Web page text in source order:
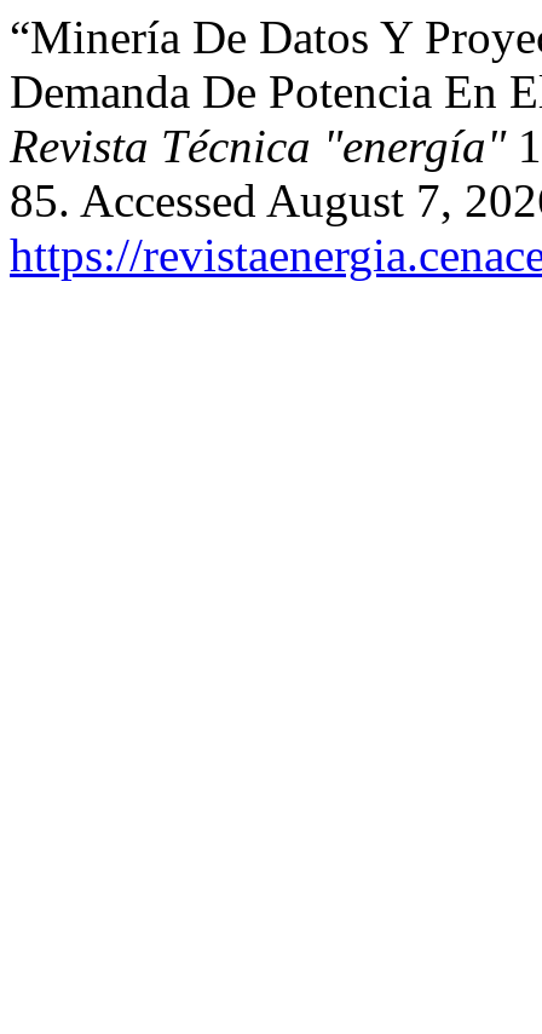
“Minería De Datos Y
Demanda De Potencia En
Revista Técnica "energía"
85. Accessed August 7,
https://